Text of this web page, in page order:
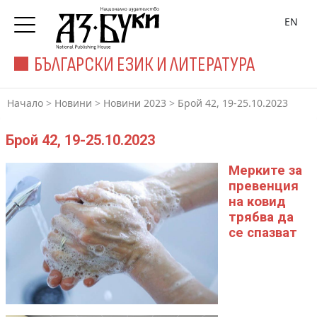
БЪЛГАРСКИ ЕЗИК И ЛИТЕРАТУРА
EN
Начало > Новини > Новини 2023 > Брой 42, 19-25.10.2023
Брой 42, 19-25.10.2023
Мерките за
превенция
на ковид
трябва да
се спазват